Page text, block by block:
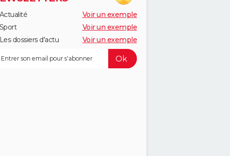
Actualité
Voir un exemple
Sport
Voir un exemple
Les dossiers d'actu
Voir un exemple